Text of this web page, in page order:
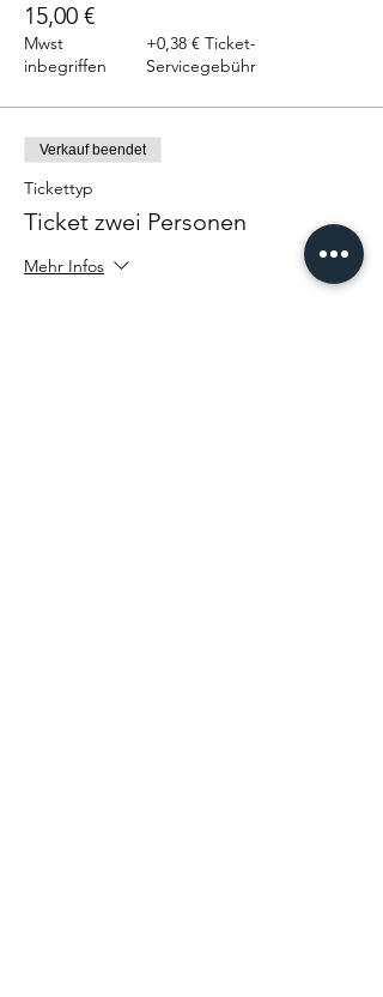
15,00 €
Mwst
inbegriffen
+0,38 € Ticket-
Servicegebühr
Verkauf beendet
Tickettyp
Ticket zwei Personen
Mehr Infos